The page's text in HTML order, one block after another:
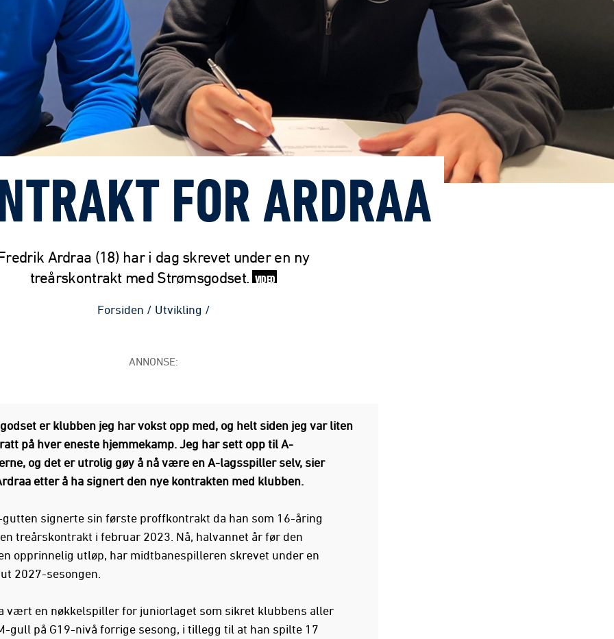
FOR ARDRAA
Ardraa (18) har i dag skrevet under en ny
treårskontrakt med Strømsgodset. VIDEO
Forsiden / Utvikling /
ANNONSE:
er klubben jeg har vokst opp med, og helt siden jeg var liten
på hver eneste hjemmekamp. Jeg har sett opp til A-
og det er utrolig gøy å nå være en A-lagsspiller selv, sier
etter å ha signert den nye kontrakten med klubben.
signerte sin første proffkontrakt da han som 16-åring
treårskontrakt i februar 2023. Nå, halvannet år før den
opprinnelig utløp, har midtbanespilleren skrevet under en
2027-sesongen.
vært en nøkkelspiller for juniorlaget som sikret klubbens aller
gull på G19-nivå forrige sesong, i tillegg til at han spilte 17